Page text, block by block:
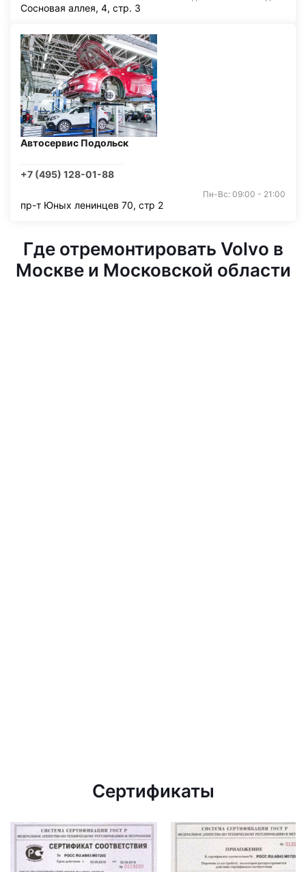
Сосновая аллея, 4, стр. 3
Автосервис Подольск
+7 (495) 128-01-88
Пн-Вс: 09:00 - 21:00
пр-т Юных ленинцев 70, стр 2
Где отремонтировать Volvo в
Москве и Московской области
Сертификаты